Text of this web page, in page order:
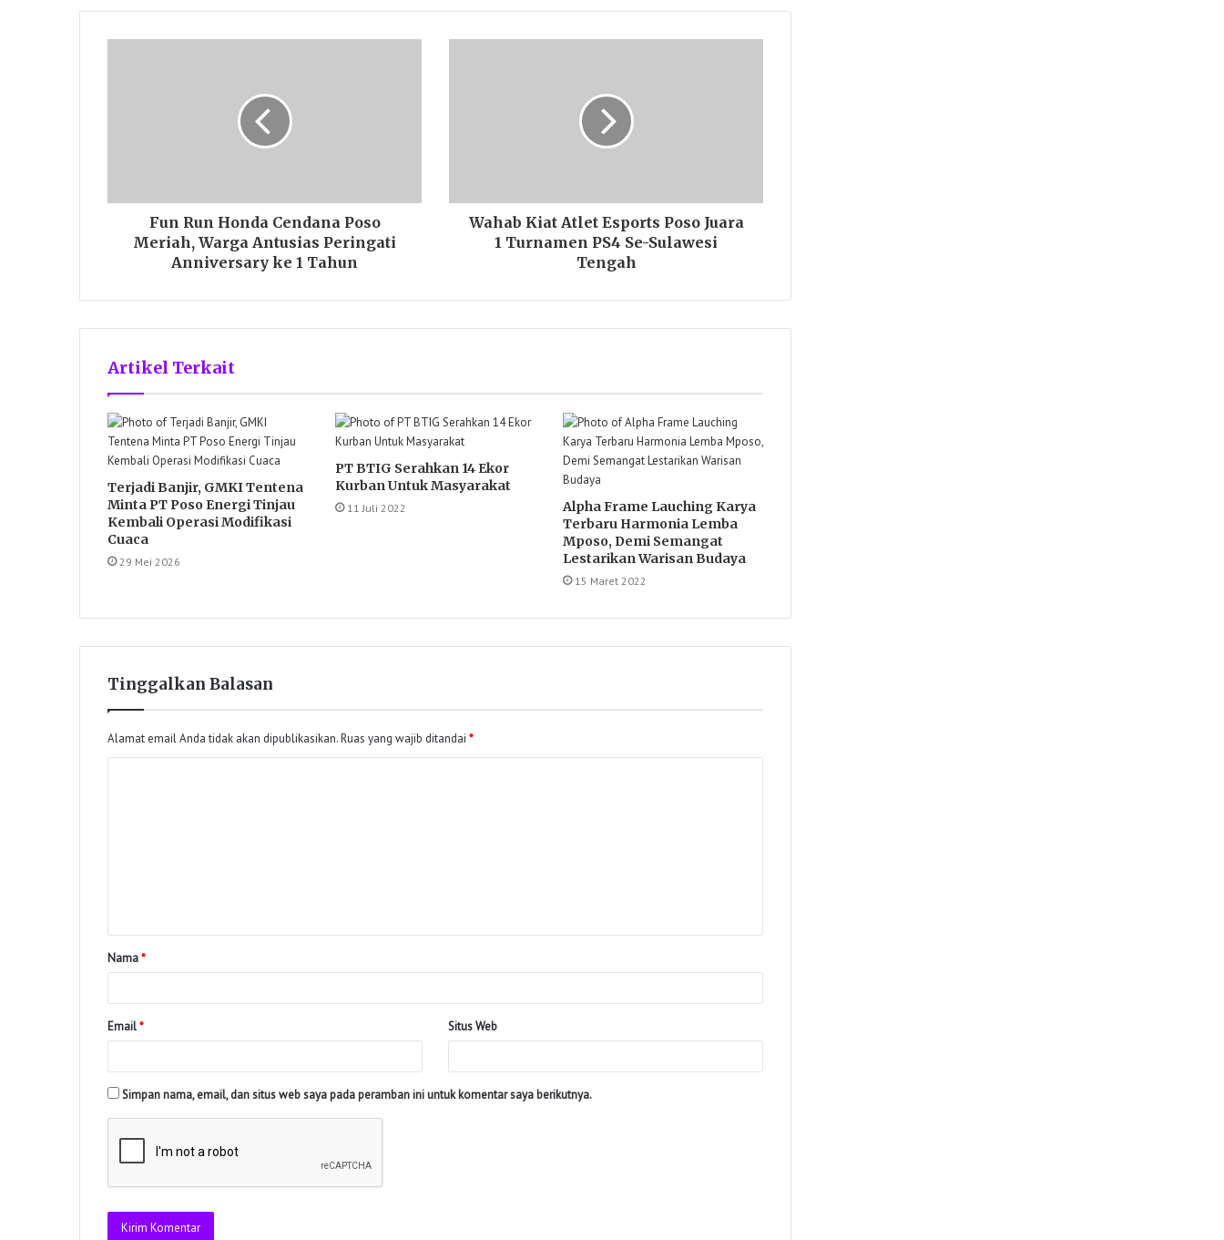
Fun Run Honda Cendana Poso
Meriah, Warga Antusias Peringati
Anniversary ke 1 Tahun
Wahab Kiat Atlet Esports Poso Juara
1 Turnamen PS4 Se-Sulawesi
Tengah
Artikel Terkait
Terjadi Banjir, GMKI Tentena
Minta PT Poso Energi Tinjau
Kembali Operasi Modifikasi
Cuaca
29 Mei 2026
PT BTIG Serahkan 14 Ekor
Kurban Untuk Masyarakat
11 Juli 2022
Alpha Frame Lauching Karya
Terbaru Harmonia Lemba
Mposo, Demi Semangat
Lestarikan Warisan Budaya
15 Maret 2022
Tinggalkan Balasan
Alamat email Anda tidak akan dipublikasikan.Ruas yang wajib ditandai *
Nama*
Email* Situs Web
Simpan nama, email, dan situs web saya pada peramban ini untuk komentar saya berikutnya.